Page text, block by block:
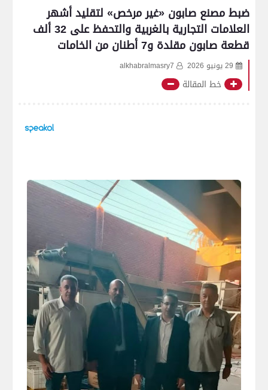
ضبط مصنع صابون «غير مرخص» لتقليد أشهر
العلامات التجارية بالغربية والتحفظ على 32 ألف
قطعة صابون مقلدة و7 أطنان من الخامات
29 يونيو 2026 alkhabralmasry7
خط المقالة